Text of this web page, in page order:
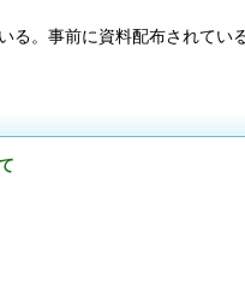
る。事前に資料配布されてい